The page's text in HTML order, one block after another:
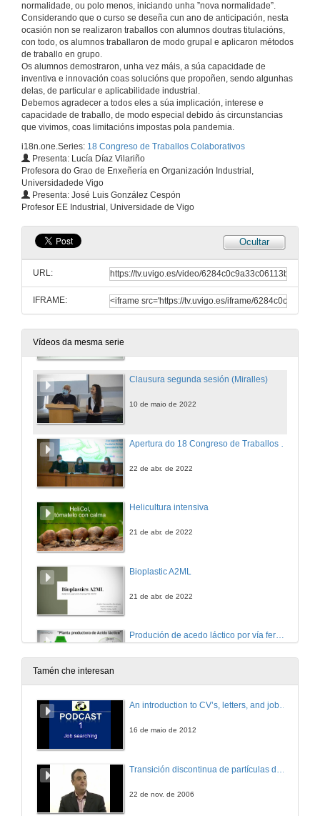
normalidade, ou polo menos, iniciando unha ”nova normalidade”.
Considerando que o curso se deseña cun ano de anticipación, nesta
ocasión non se realizaron traballos con alumnos doutras titulacións,
con todo, os alumnos traballaron de modo grupal e aplicaron métodos
de traballo en grupo.
Os alumnos demostraron, unha vez máis, a súa capacidade de
inventiva e innovación coas solucións que propoñen, sendo algunhas
delas, de particular e aplicabilidade industrial.
Debemos agradecer a todos eles a súa implicación, interese e
capacidade de traballo, de modo especial debido ás circunstancias
que vivimos, coas limitacións impostas pola pandemia.
i18n.one.Series: 18 Congreso de Traballos Colaborativos
Presenta: Lucía Díaz Vilariño
Profesora do Grao de Enxeñería en Organización Industrial,
Universidadede Vigo
Presenta: José Luis González Cespón
Profesor EE Industrial, Universidade de Vigo
Ocultar
URL:
IFRAME:
Vídeos da mesma serie
Apertura segunda sesión (Miralles)
10 de maio de 2022
10 de maio de 2022
10 de maio de 2022
Ahorramax
Clausura segunda sesión (Miralles)
10 de maio de 2022
22 de abr. de 2022
Helicultura intensiva
21 de abr. de 2022
Bioplastic A2ML
21 de abr. de 2022
Produción de acedo láctico por vía fermentativa a partir de lactosuero como medio de cultivo
21 de abr. de 2022
Tamén che interesan
An introduction to CV’s, letters, and job searching
16 de maio de 2012
22 de nov. de 2006